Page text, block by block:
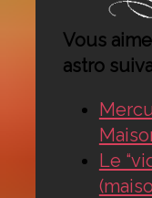
Vous
astro
Le